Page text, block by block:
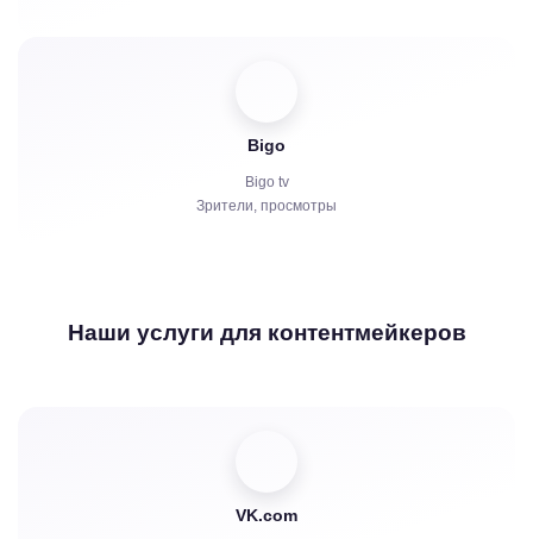
Bigo
Bigo tv
Зрители, просмотры
Наши услуги для контентмейкеров
VK.com